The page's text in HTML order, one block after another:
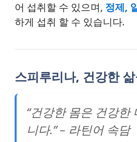
어 섭취할 수 있으며, 정제,
하게 섭취 할 수 있습니다.
스피루리나, 건강한
“건강한 몸은 건강한
니다.” – 라틴어 속담